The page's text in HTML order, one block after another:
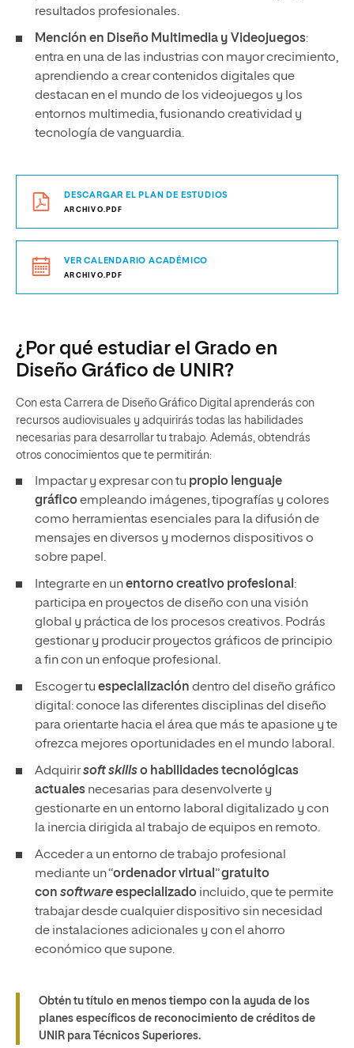
resultados profesionales.
Mención en Diseño Multimedia y Videojuegos:
entra en una de las industrias con mayor crecimiento,
aprendiendo a crear contenidos digitales que
destacan en el mundo de los videojuegos y los
entornos multimedia, fusionando creatividad y
tecnología de vanguardia.
DESCARGAR EL PLAN DE ESTUDIOS
ARCHIVO.PDF
VER CALENDARIO ACADÉMICO
ARCHIVO.PDF
¿Por qué estudiar el Grado en
Diseño Gráfico de UNIR?
Con esta Carrera de Diseño Gráfico Digital aprenderás con
recursos audiovisuales y adquirirás todas las habilidades
necesarias para desarrollar tu trabajo. Además, obtendrás
otros conocimientos que te permitirán:
Impactar y expresar con tu propio lenguaje
gráficoempleando imágenes, tipografías y colores
como herramientas esenciales para la difusión de
mensajes en diversos y modernos dispositivos o
sobre papel.
Integrarte en unentorno creativo profesional :
participa en proyectos de diseño con una visión
global y práctica de los procesos creativos. Podrás
gestionar y producir proyectos gráficos de principio
a fin con un enfoque profesional.
Escoger tu especialización dentro del diseño gráfico
digital: conoce las diferentes disciplinas del diseño
para orientarte hacia el área que más te apasione y te
ofrezca mejores oportunidades en el mundo laboral.
Adquirirsoft skillso habilidades tecnológicas
actuales necesarias para desenvolverte y
gestionarte en un entorno laboral digitalizado y con
la inercia dirigida al trabajo de equipos en remoto.
Acceder a un entorno de trabajo profesional
mediante un “ordenador virtual ”gratuito
con softwareespecializado incluido, que te permite
trabajar desde cualquier dispositivo sin necesidad
de instalaciones adicionales y con el ahorro
económico que supone.
Obtén tu título en menos tiempo con la ayuda de los
planes específicos de reconocimiento de créditos de
UNIR para Técnicos Superiores.